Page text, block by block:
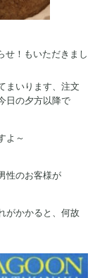
せ！もいただきまし
まいります、注文
日の夕方以降で
よ～
性のお客様が
がかかると、何故